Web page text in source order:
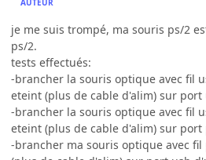
AUTEUR
je me suis trompé, ma souris ps/2
ps/2.
tests effectués:
-brancher la souris optique avec fil
eteint (plus de cable d'alim) sur port
-brancher la souris optique avec fil
eteint (plus de cable d'alim) sur port
-brancher ma souris optique avec